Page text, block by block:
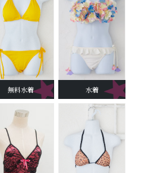
無料水着 水着